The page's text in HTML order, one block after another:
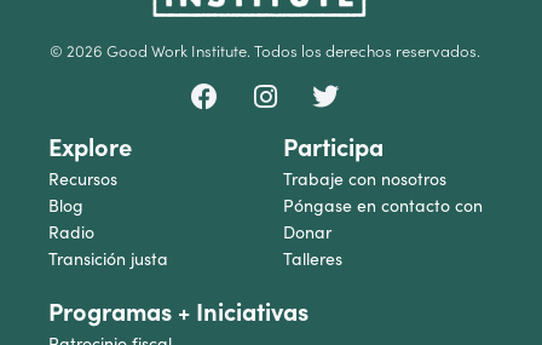
© 2026 Good Work Institute. Todos los derechos reservados.
Explore
Recursos
Blog
Radio
Transición justa
Participa
Trabaje con nosotros
Póngase en contacto con
Donar
Talleres
Programas + Iniciativas